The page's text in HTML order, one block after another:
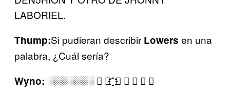
LABORIEL.
Thump:Si pudieran describir Lowers en una
palabra, ¿Cuál sería?
Wyno: ░░░░░░░ ⃝ ⃝ ҈҈҈҈҈҈҈҈҈҈҈҈҈҈҈҈҈҈҈҈҈҈҈҈҈҈҈҈҈҈҈҈҈҈҈҈҈҈҈҈҈҈҈҈҈҈҈҈҈҈҈҈҈҈҈҈҈҈҈҈҈҈҈҈҈҈҈҈҈҈҈ ⃝ ⃝ ⃝ ⃝ ⃝